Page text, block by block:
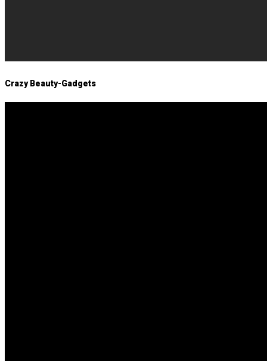
Crazy Beauty-Gadgets